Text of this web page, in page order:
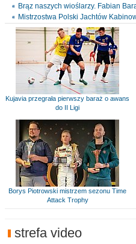
Brąz naszych wioślarzy. Fabian
Mistrzostwa Polski Jachtów
Kujavia przegrała pierwszy baraż o awans
do II Ligi
Borys Piotrowski mistrzem sezonu Time
Attack Trophy
strefa video